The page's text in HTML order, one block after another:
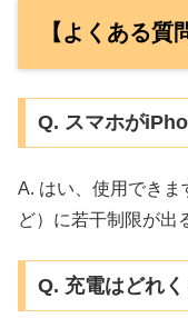
【よくある質
Q. スマホが
A. はい、使用でき
ど）に若干制限が出
Q. 充電はどれ